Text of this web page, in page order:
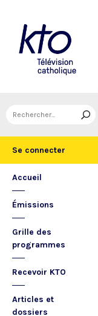
Se connecter
Accueil
Émissions
Grille des
programmes
Recevoir KTO
Articles et
dossiers